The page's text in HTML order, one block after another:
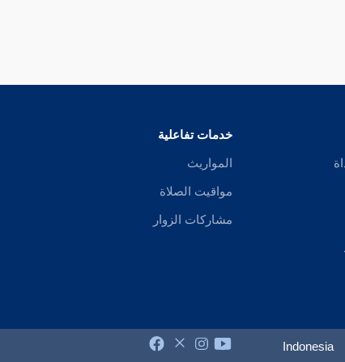
خدمات تفاعلية
المواريث
مواقيت الصلاة
مشاركات الزوار
Indonesia